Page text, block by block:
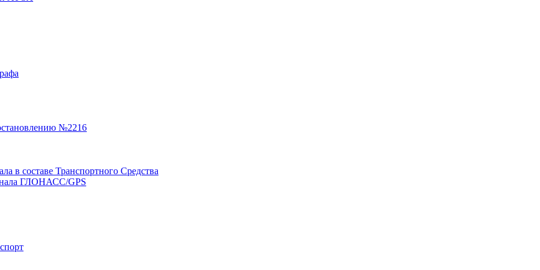
№2216
в составе Транспортного Средства
ГЛОНАСС/GPS